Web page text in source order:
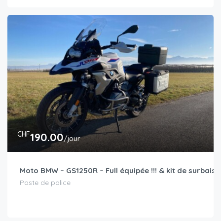
CHF190.00/jour
Moto BMW – GS1250R – Full équipée !!! & kit de
Poste de police